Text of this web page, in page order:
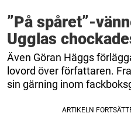
”På spåret”-
Ugglas
Även Göran Häggs
lovord över författaren.
sin gärning inom